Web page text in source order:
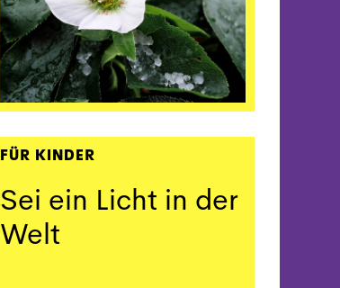
FÜR KINDER
Sei ein Licht in der
Welt